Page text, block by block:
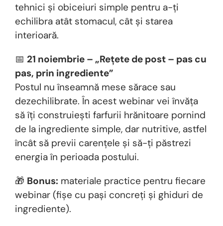
tehnici și obiceiuri simple pentru a-ți
echilibra atât stomacul, cât și starea
interioară.
📅 21 noiembrie – „Rețete de post – pas cu
pas, prin ingrediente”
Postul nu înseamnă mese sărace sau
dezechilibrate. În acest webinar vei învăța
să îți construiești farfurii hrănitoare pornind
de la ingrediente simple, dar nutritive, astfel
încât să previi carențele și să-ți păstrezi
energia în perioada postului.
🎁 Bonus: materiale practice pentru fiecare
webinar (fișe cu pași concreți și ghiduri de
ingrediente).